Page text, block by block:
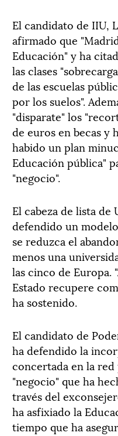
El candidato de IIU,
afirmado que
Educación" y ha
las clases
de las escuelas
por los suelos".
"disparate" los
de euros en becas y
habido un plan
Educación pública"
"negocio".
El cabeza de lista de
defendido un
se reduzca el
menos una
las cinco de Europa.
Estado recupere
ha sostenido.
El candidato de
ha defendido la
concertada en la
"negocio" que ha
través del
ha asfixiado la
tiempo que ha